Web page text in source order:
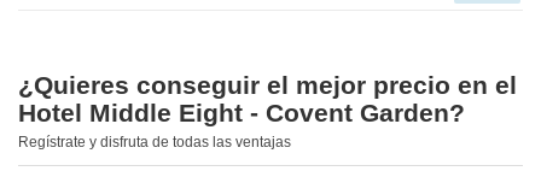
¿Quieres conseguir el mejor precio en el
Hotel Middle Eight - Covent Garden?
Regístrate y disfruta de todas las ventajas